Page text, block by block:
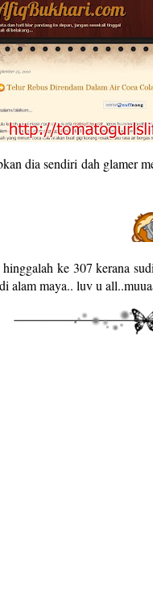
dia sendiri dah glamer
ke 307 kerana
alam maya.. luv u